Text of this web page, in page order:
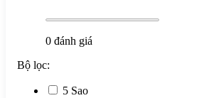
0 đánh giá
Bộ lọc:
5 Sao